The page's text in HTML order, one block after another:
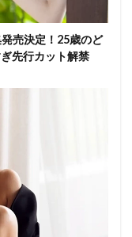
売決定！25歳のど
先行カット解禁